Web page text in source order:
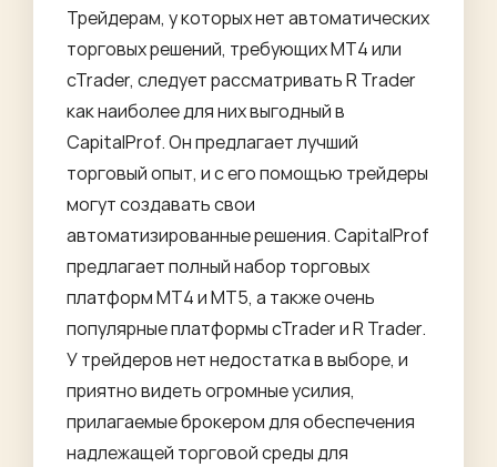
Трейдерам, у которых нет автоматических
торговых решений, требующих MT4 или
cTrader, следует рассматривать R Trader
как наиболее для них выгодный в
CapitalProf. Он предлагает лучший
торговый опыт, и с его помощью трейдеры
могут создавать свои
автоматизированные решения. CapitalProf
предлагает полный набор торговых
платформ MT4 и MT5, а также очень
популярные платформы cTrader и R Trader.
У трейдеров нет недостатка в выборе, и
приятно видеть огромные усилия,
прилагаемые брокером для обеспечения
надлежащей торговой среды для